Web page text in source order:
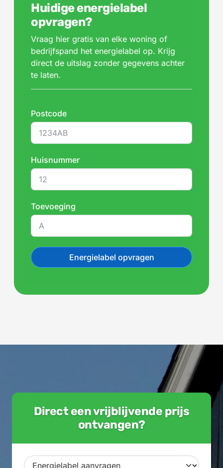
Huidige energielabel
opvragen?
Vraag hier gratis van elke woning of
bedrijfspand het energielabel op. Krijg
direct de uitslag zonder gegevens achter
te laten.
Postcode
Huisnummer
Toevoeging
Energielabel opvragen
Direct een vrijblijvende prijs
ontvangen?